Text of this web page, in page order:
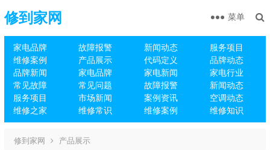
修到家网
家电品牌 故障报警 新闻动态
服务项目
维修案例
产品展示 代码定义
品牌动态
品牌新闻
家电品牌 家电新闻
家电行业
常见故障
常见问题 故障报警
新闻动态
服务项目
市场新闻 案例资讯
空调动态
维修之家
维修常识 维修案例 维修知识
菜单
修到家网 产品展示